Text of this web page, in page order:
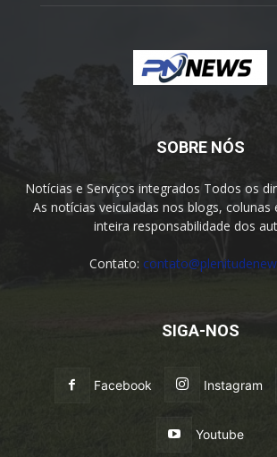
SOBRE NÓS
Notícias e Serviços integrados Todos os
As notícias veiculadas nos blogs, colunas
inteira responsabilidade dos
Contato:
SIGA-NOS
Facebook Instagram
Youtube